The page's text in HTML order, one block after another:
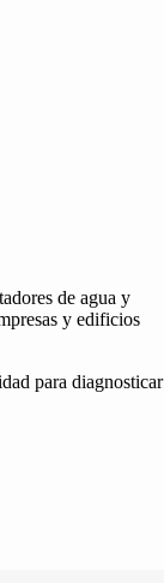
de agua y
y edificios
para diagnosticar